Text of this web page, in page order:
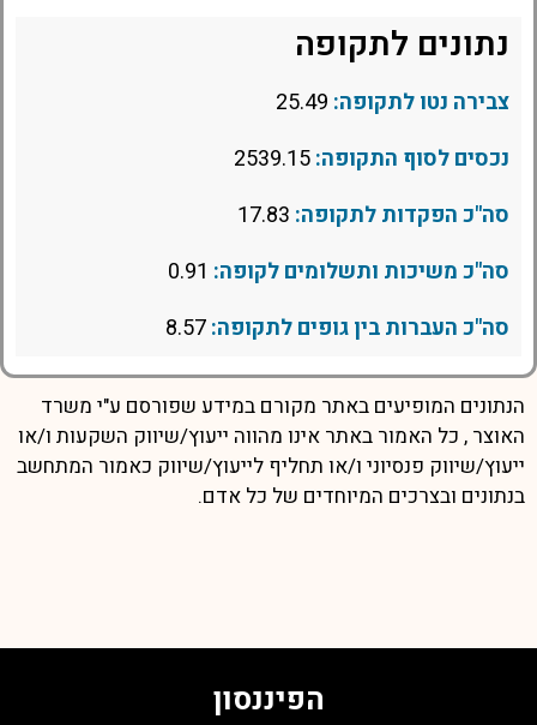
נתונים לתקופה
צבירה נטו לתקופה:
נכסים לסוף התקופה:
סה"כ הפקדות לתקופה:
סה"כ משיכות ותשלומים לקופה:
סה"כ העברות בין גופים לתקופה:
הנתונים המופיעים באתר מקורם במידע שפורסם ע"י משרד
האוצר , כל האמור באתר אינו מהווה ייעוץ/שיווק השקעות ו/או
ייעוץ/שיווק פנסיוני ו/או תחליף לייעוץ/שיווק כאמור המתחשב
בנתונים ובצרכים המיוחדים של כל אדם.
הפיננסון